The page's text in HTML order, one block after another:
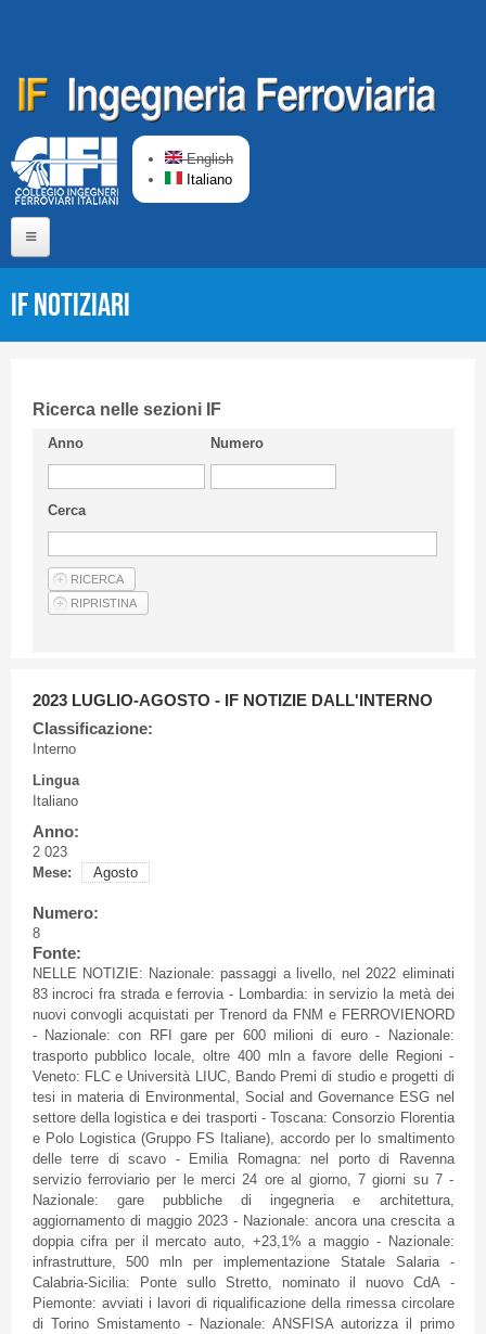
English
Italiano
CIFI in breve
Linee Guida
Privacy Policy
Articoli
IF Notiziari
Ricerca nelle sezioni IF
Anno Numero
Cerca
2023 LUGLIO-AGOSTO - IF NOTIZIE DALL'INTERNO
Classificazione:
Interno
Lingua
Italiano
Anno:
2 023
Mese:
Agosto
Numero:
8
Fonte:
NELLE NOTIZIE: Nazionale: passaggi a livello, nel 2022 eliminati
83 incroci fra strada e ferrovia - Lombardia: in servizio la metà dei
nuovi convogli acquistati per Trenord da FNM e FERROVIENORD
- Nazionale: con RFI gare per 600 milioni di euro - Nazionale:
trasporto pubblico locale, oltre 400 mln a favore delle Regioni -
Veneto: FLC e Università LIUC, Bando Premi di studio e progetti di
tesi in materia di Environmental, Social and Governance ESG nel
settore della logistica e dei trasporti - Toscana: Consorzio Florentia
e Polo Logistica (Gruppo FS Italiane), accordo per lo smaltimento
delle terre di scavo - Emilia Romagna: nel porto di Ravenna
servizio ferroviario per le merci 24 ore al giorno, 7 giorni su 7 -
Nazionale: gare pubbliche di ingegneria e architettura,
aggiornamento di maggio 2023 - Nazionale: ancora una crescita a
doppia cifra per il mercato auto, +23,1% a maggio - Nazionale:
infrastrutture, 500 mln per implementazione Statale Salaria -
Calabria-Sicilia: Ponte sullo Stretto, nominato il nuovo CdA -
Piemonte: avviati i lavori di riqualificazione della rimessa circolare
di Torino Smistamento - Nazionale: ANSFISA autorizza il primo